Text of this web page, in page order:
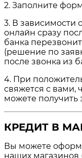
2. Заполните
3. В зависимости
онлайн сразу
банка
(решение по
после звонка из
4. При
свяжется с вами,
можете получить
КРЕДИТ В
Вы можете
наших магазинов